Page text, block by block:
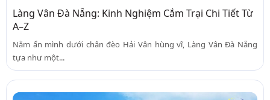
Làng Vân Đà Nẵng: Kinh Nghiệm Cắm Trại Chi Tiết Từ
A–Z
Nằm ẩn mình dưới chân đèo Hải Vân hùng vĩ, Làng Vân Đà Nẵng
tựa như một...